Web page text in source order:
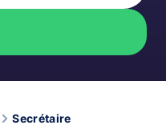
Secrétaire